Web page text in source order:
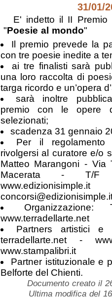
31/01/
E' indetto il II Premio
"Poesie al mondo"
Il premio prevede la
con tre poesie inedite a
ai tre finalisti sarà
una loro raccolta di
targa ricordo e un’opera
sarà inoltre
premio con le opere
selezionati;
scadenza 31 gennaio
Per il
rivolgersi al curatore e/o
Matteo Marangoni - Via
Macerata - T/F
www.terradellarte.net
Partners artistici e
terradellarte.net -
www.stampalibri.it
Partner istituzionale e
Belforte del Chienti.
Documento creato il
Ultima modifica del